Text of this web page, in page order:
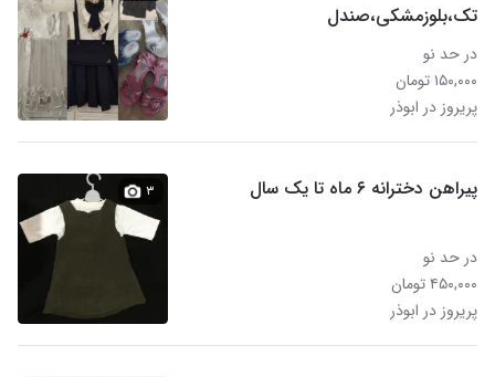
تک،بلوزمشکی،صندل
در حد نو
۱۵۰,۰۰۰ تومان
پریروز در ابوذر
پیراهن دخترانه ۶ ماه تا یک سال
در حد نو
۴۵۰,۰۰۰ تومان
پریروز در ابوذر
۳